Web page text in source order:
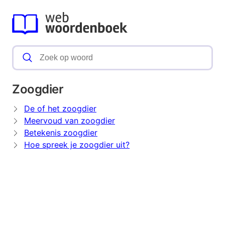
Zoogdier
De of het zoogdier
Meervoud van zoogdier
Betekenis zoogdier
Hoe spreek je zoogdier uit?